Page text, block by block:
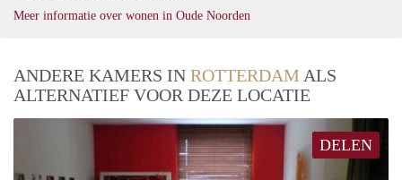
Meer informatie over wonen in Oude Noorden
ANDERE KAMERS IN ROTTERDAM ALS
ALTERNATIEF VOOR DEZE LOCATIE
DELEN